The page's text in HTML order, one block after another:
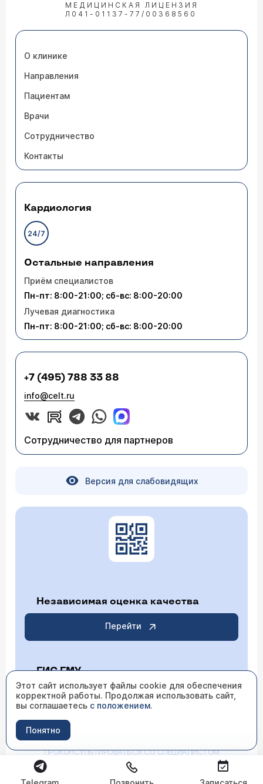
МЕДИЦИНСКАЯ ЛИЦЕНЗИЯ
Л041-01137-77/00368560
О клинике
Направления
Пациентам
Врачи
Сотрудничество
Контакты
Кардиология
24/7
Остальные направления
Приём специалистов
Пн-пт: 8:00-21:00; сб-вс: 8:00-20:00
Лучевая диагностика
Пн-пт: 8:00-21:00; сб-вс: 8:00-20:00
+7 (495) 788 33 88
info@celt.ru
Сотрудничество для партнеров
Версия для слабовидящих
Независимая оценка качества
Перейти
ГИС ГМУ
Перейти
ИМЕЮТСЯ ПРОТИВОПОКАЗАНИЯ НЕОБХОДИМО
ПРОКОНСУЛЬТИРОВАТЬСЯ СО СПЕЦИАЛИСТОМ
Этот сайт использует файлы cookie для обеспечения
корректной работы. Продолжая использовать сайт,
вы соглашаетесь с положением.
Понятно